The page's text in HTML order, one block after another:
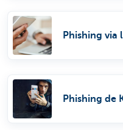
Phishing via
Phishing de